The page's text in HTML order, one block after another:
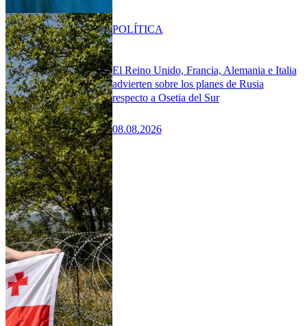
El Reino Unido, Francia, Alemania e Italia
advierten sobre los planes de Rusia
respecto a Osetia del Sur
08.08.2026
POLÍTICA